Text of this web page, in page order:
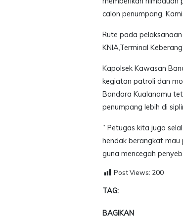
calon penumpang,
Rute pada
KNIA,Terminal
Kapolsek Kawasan
kegiatan patroli dan
Bandara Kualanamu
penumpang lebih di
” Petugas kita juga
hendak berangkat
guna mencegah
Post Views: 200
TAG:
BAGIKAN